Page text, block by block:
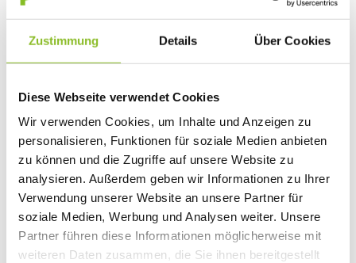
Zustimmung Details Über Cookies
Diese Webseite verwendet Cookies
Wir verwenden Cookies, um Inhalte und Anzeigen zu
personalisieren, Funktionen für soziale Medien anbieten
zu können und die Zugriffe auf unsere Website zu
analysieren. Außerdem geben wir Informationen zu Ihrer
Verwendung unserer Website an unsere Partner für
soziale Medien, Werbung und Analysen weiter. Unsere
Partner führen diese Informationen möglicherweise mit
weiteren Daten zusammen, die Sie ihnen bereitgestellt
Liste der Frastanzer Vereine
Unternehmen & Standort
Betriebe
Wirtschaftsstandort Frastanz
Gemeindeentwicklung
Wige Frastanz
Wirtschaftsgemeinschaft
Herbstmarkt
Der Walgauer
Tourismus
Gastronomie
Unterkünfte